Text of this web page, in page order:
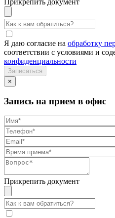
Я даю согласие на обработку
соответствии с условиями и
конфиденциальности
×
Запись на прием в офис
Прикрепить документ